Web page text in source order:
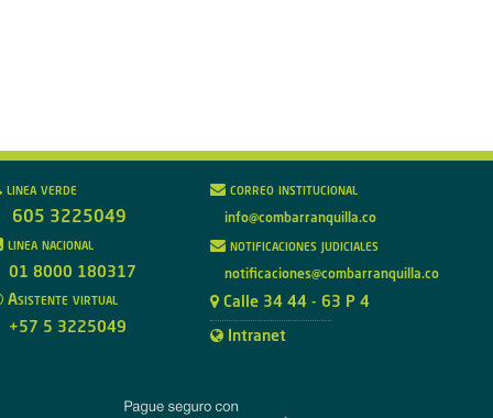
linea verde
605 3225049
linea nacional
01 8000 180317
Asistente virtual
+57 5 3225049
correo institucional
info@combarranquilla.co
notificaciones judiciales
notificaciones@combarranquilla.co
Calle 34 44 - 63 P 4
Intranet